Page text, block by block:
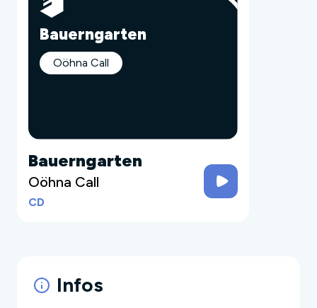
Bauerngarten
Oöhna Call
Bauerngarten
Oöhna Call
CD
Infos